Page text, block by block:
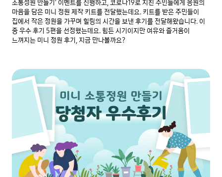
소통정원 만들기’ 이벤트를 진행하고, 코로나19로 지친 주민들에게 응원의
마음을 담은 미니 정원 제작 키트를 전달했는데요. 키트를 받은 주민들이
집에서 작은 정원을 가꾸며 힐링의 시간을 보낸 후기를 전달해왔습니다. 이
중 우수 후기 5편을 선정했는데요. 힘든 시기이지만 여유와 즐거움이
느껴지는 미니 정원 후기, 지금 만나볼까요?